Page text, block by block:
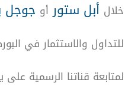
خلال أبل ستور أو جوجل
للتداول والاستثمار في
لمتابعة قناتنا الرسمية على